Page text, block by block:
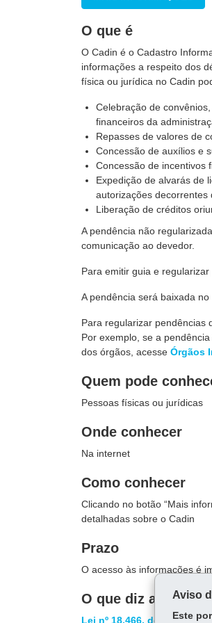
O que é
O Cadin é o Cadastro
informações a respeito dos
física ou jurídica no Cadin
Celebração de
financeiros da
Repasses de valores de
Concessão de auxílios e
Concessão de incentivos
Expedição de alvarás de
autorizações decorrentes
Liberação de créditos
A pendência não
comunicação ao devedor.
Para emitir guia e regularizar
A pendência será baixada
Para regularizar pendências
Por exemplo, se a
dos órgãos, acesse Órgãos
Quem pode
Pessoas físicas ou jurídicas
Onde conhecer
Na internet
Como conhecer
Clicando no botão “Mais
detalhadas sobre o Cadin
Prazo
O acesso às informações é
O que diz a lei
Lei nº 18.466, de 24 de
Aviso
Este